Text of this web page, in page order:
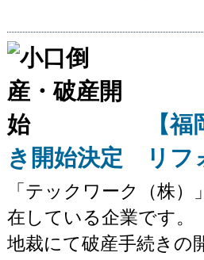
【
き開始決定 リフ
「テックワーク（株
在している企業です。
地裁にて破産手続きの